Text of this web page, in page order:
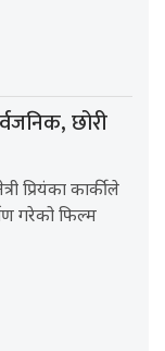
छोरी
प्रियंका कार्कीले
गरेको फिल्म